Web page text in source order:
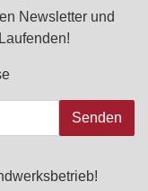
Newsletter und
Senden